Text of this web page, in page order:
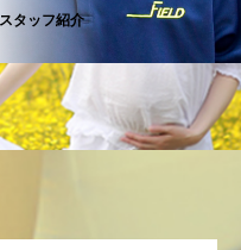
スタッフ紹介